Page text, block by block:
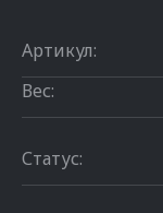
Артикул:
Вес:
Статус: